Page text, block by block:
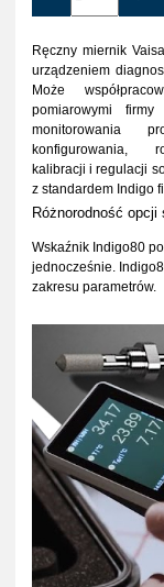
Ręczny miernik
urządzeniem
Może
pomiarowymi
monitorowania
konfigurowania,
kalibracji i regulacji
z standardem Indigo
Różnorodność opcji
Wskaźnik Indigo80
jednocześnie.
zakresu parametrów.